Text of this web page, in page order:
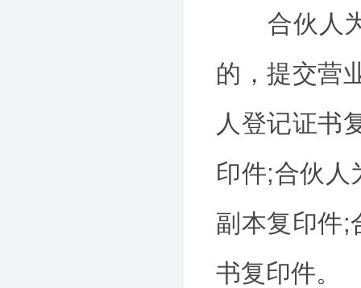
合伙人为
的，提交营
人登记证书
印件;合伙人
副本复印件;
书复印件。